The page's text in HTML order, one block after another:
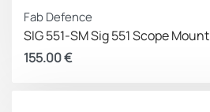
Fab Defence
SIG 551-SM Sig 551 Scope Mount
155.00€